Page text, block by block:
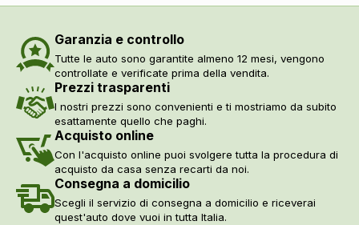
Poggiatesta regolabili DI SERIE
Abs
Airbag guida
DI SERIE
Airbag laterali
Servosterzo
DI SERIE
Controllo della trazione
Controllo della stabilità
Regolatore di velocità - cruise control
DI SERIE
Indicatore pressione pneumatici
Indicatore usura freni
Retrovisore interno auto-anabbagliante
DI SERIE
Garanzia e controllo
Tutte le auto sono garantite almeno 12 mesi, vengono
controllate e verificate prima della vendita.
Prezzi trasparenti
I nostri prezzi sono convenienti e ti mostriamo da subito
esattamente quello che paghi.
Acquisto online
Con l'acquisto online puoi svolgere tutta la procedura di
acquisto da casa senza recarti da noi.
Consegna a domicilio
Scegli il servizio di consegna a domicilio e riceverai
quest'auto dove vuoi in tutta Italia.